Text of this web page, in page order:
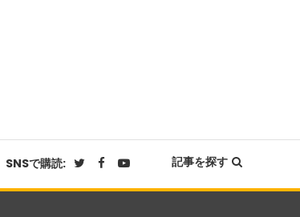
SNSで購読: 記事を探す